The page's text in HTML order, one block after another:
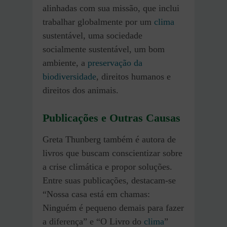
alinhadas com sua missão, que inclui
trabalhar globalmente por um clima
sustentável, uma sociedade
socialmente sustentável, um bom
ambiente, a preservação da
biodiversidade, direitos humanos e
direitos dos animais.
Publicações e Outras Causas
Greta Thunberg também é autora de
livros que buscam conscientizar sobre
a crise climática e propor soluções.
Entre suas publicações, destacam-se
“Nossa casa está em chamas:
Ninguém é pequeno demais para fazer
a diferença” e “O Livro do clima”